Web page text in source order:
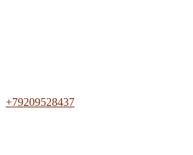
+79209528437